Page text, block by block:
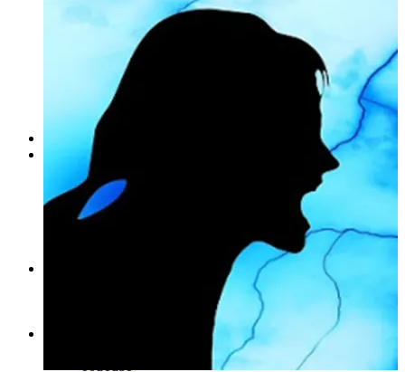
İstatistik
3.Sınıf
4.Sınıf
Kamu Yönetimi Bölümü
Maliye Bölümü
Fakülteler
Çalışma Odaları
Hukuk Çalışma Odaları
1.Sınıf Çalışma Odası
2.Sınıf Çalışma Odası
ARABULUCULUK Çalışma Odası